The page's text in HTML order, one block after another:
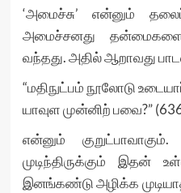
‘அமைச்சு’ என்னும்
அமைச்சனது
வந்தது. அதில் ஆறாவது
“மதிநுட்பம் நூலோடு
யாவுள முன்னிற் பவை?”
என்னும்
முடிந்திருக்கும் இதன்
இனங்கண்டு அழிக்க